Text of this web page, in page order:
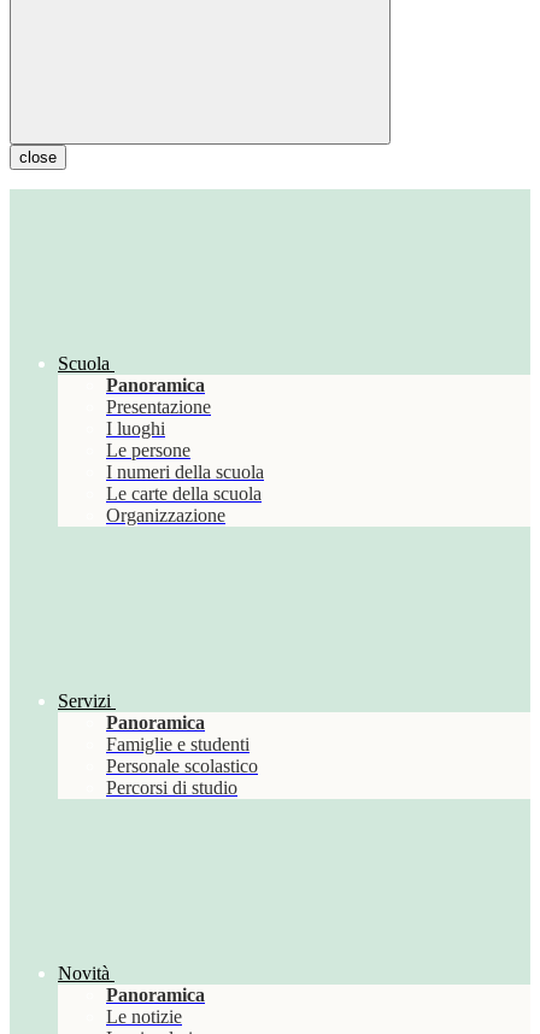
close
Scuola
Panoramica
Presentazione
I luoghi
Le persone
I numeri della scuola
Le carte della scuola
Organizzazione
Servizi
Panoramica
Famiglie e studenti
Personale scolastico
Percorsi di studio
Novità
Panoramica
Le notizie